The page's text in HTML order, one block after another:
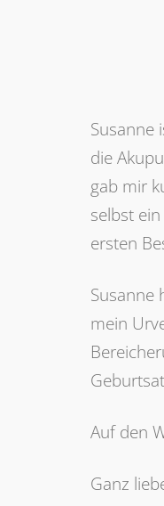
Susanne
die
gab mir
selbst
ersten
Susanne
mein
Auf den
Ganz